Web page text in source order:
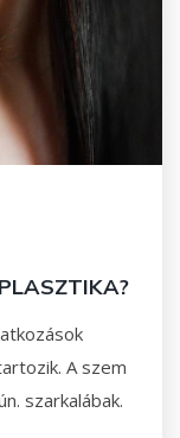
A szem
szarkalábak.